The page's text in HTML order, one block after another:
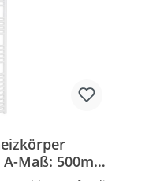
Maß: 500mm